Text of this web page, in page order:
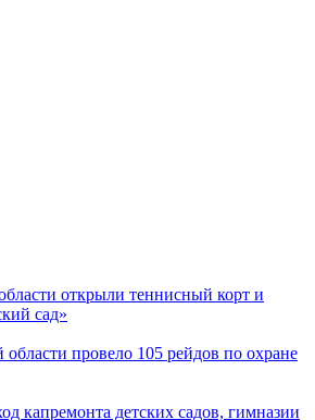
открыли теннисный корт и
сад»
провело 105 рейдов по охране
капремонта детских садов, гимназии